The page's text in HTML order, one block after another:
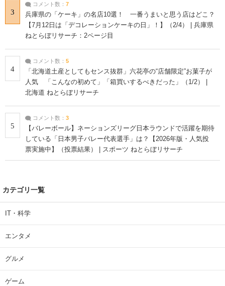
3
コメント数： 7
兵庫県の「ケーキ」の名店10選！ 一番うまいと思う店はどこ？
【7月12日は「デコレーションケーキの日」！】（2/4） | 兵庫県
ねとらぼリサーチ：2ページ目
4
コメント数： 5
「北海道土産としてもセンス抜群」六花亭の“店舗限定”お菓子が
人気 「こんなの初めて」「箱買いするべきだった」（1/2） |
北海道 ねとらぼリサーチ
5
コメント数： 3
【バレーボール】ネーションズリーグ日本ラウンドで活躍を期待
している「日本男子バレー代表選手」は？【2026年版・人気投
票実施中】（投票結果） | スポーツ ねとらぼリサーチ
カテゴリ一覧
IT・科学
エンタメ
グルメ
ゲーム